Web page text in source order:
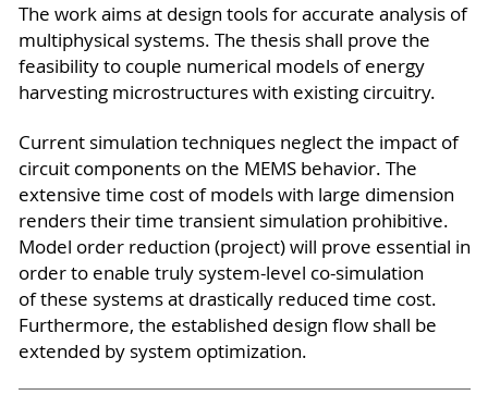
The work aims at design tools for accurate analysis of
multiphysical systems. The thesis shall prove the
feasibility to couple numerical models of energy
harvesting microstructures with existing circuitry.
Current simulation techniques neglect the impact of
circuit components on the MEMS behavior. The
extensive time cost of models with large dimension
renders their time transient simulation prohibitive.
Model order reduction (project) will prove essential in
order to enable truly system-level co-simulation
of these systems at drastically reduced time cost.
Furthermore, the established design flow shall be
extended by system optimization.